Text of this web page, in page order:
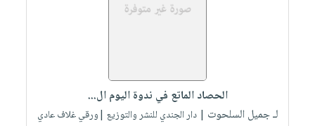
الحصاد الماتع في ندوة اليوم ال...
لـ جميل السلحوت | دار الجندي للنشر والتوزيع |ورقي غلاف عادي